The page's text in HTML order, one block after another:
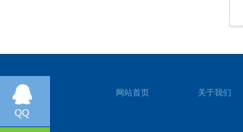
网站首页 关于我们